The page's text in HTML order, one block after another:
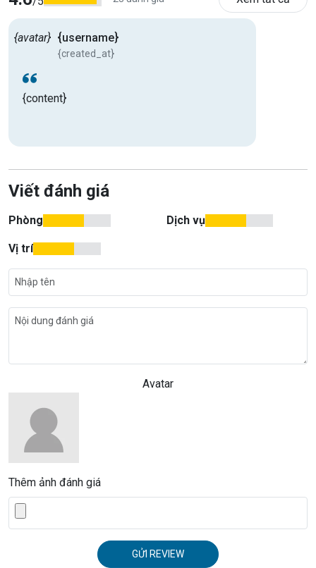
{avatar} {username}
{created_at}
{content}
Viết đánh giá
Phòng Dịch vụ
Vị trí
Avatar
Thêm ảnh đánh giá
GỬI REVIEW